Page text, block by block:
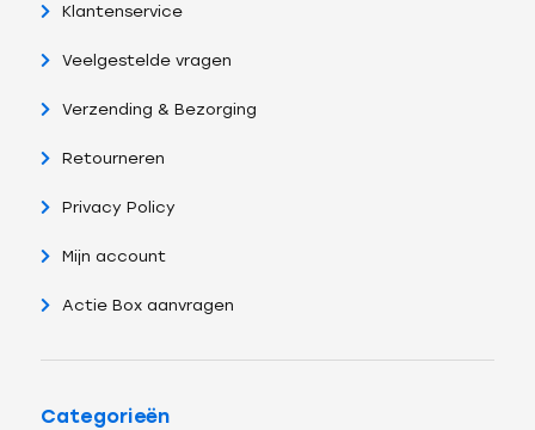
Klantenservice
Veelgestelde vragen
Verzending & Bezorging
Retourneren
Privacy Policy
Mijn account
Actie Box aanvragen
Categorieën